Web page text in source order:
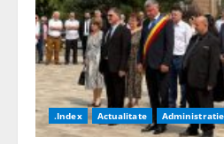
.Index Actualitate Administratie